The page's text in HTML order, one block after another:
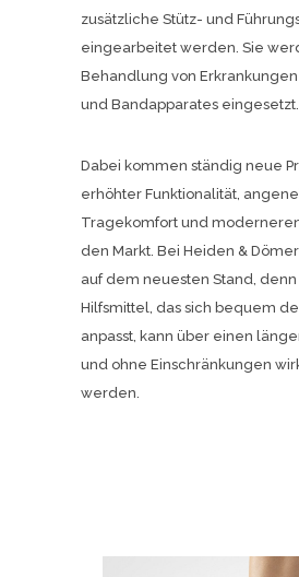
zusätzliche Stütz- und
eingearbeitet werden. Sie
Behandlung von
und Bandapparates eingesetzt.
Dabei kommen ständig neue
erhöhter Funktionalität,
Tragekomfort und
den Markt. Bei Heiden &
auf dem neuesten Stand, denn
Hilfsmittel, das sich bequem
anpasst, kann über einen
und ohne Einschränkungen
werden.